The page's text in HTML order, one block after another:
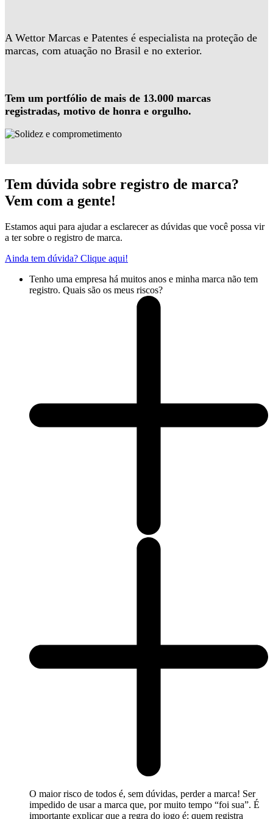
A Wettor Marcas e Patentes é especialista na proteção de
marcas, com atuação no Brasil e no exterior.
Tem um portfólio de mais de 13.000 marcas
registradas, motivo de honra e orgulho.
Tem dúvida sobre registro de marca?
Vem com a gente!
Estamos aqui para ajudar a esclarecer as dúvidas que você possa vir
a ter sobre o registro de marca.
Ainda tem dúvida? Clique aqui!
Tenho uma empresa há muitos anos e minha marca não tem
registro. Quais são os meus riscos?
O maior risco de todos é, sem dúvidas, perder a marca! Ser
impedido de usar a marca que, por muito tempo “foi sua”. É
importante explicar que a regra do jogo é: quem registra